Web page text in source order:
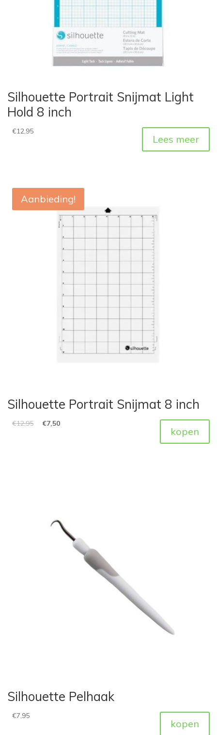
Silhouette Portrait Snijmat Light
Hold 8 inch
€12,95
Lees meer
Aanbieding!
Silhouette Portrait Snijmat 8 inch
€12,95 €7,50
kopen
Silhouette Pelhaak
€7,95
kopen